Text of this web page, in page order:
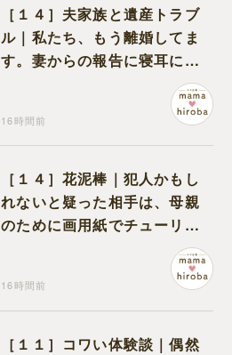
［１４］夫家族と遺産トラブ
ル｜私たち、もう離婚してま
す。妻からの報告に寝耳に水
16時間前
［１４］花泥棒｜犯人かもし
れないと疑った相手は、母親
のために画用紙でチューリッ
プを作っていただけだった
16時間前
［１１］コワい体験談｜偶然